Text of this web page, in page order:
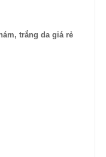
trắng da giá rẻ